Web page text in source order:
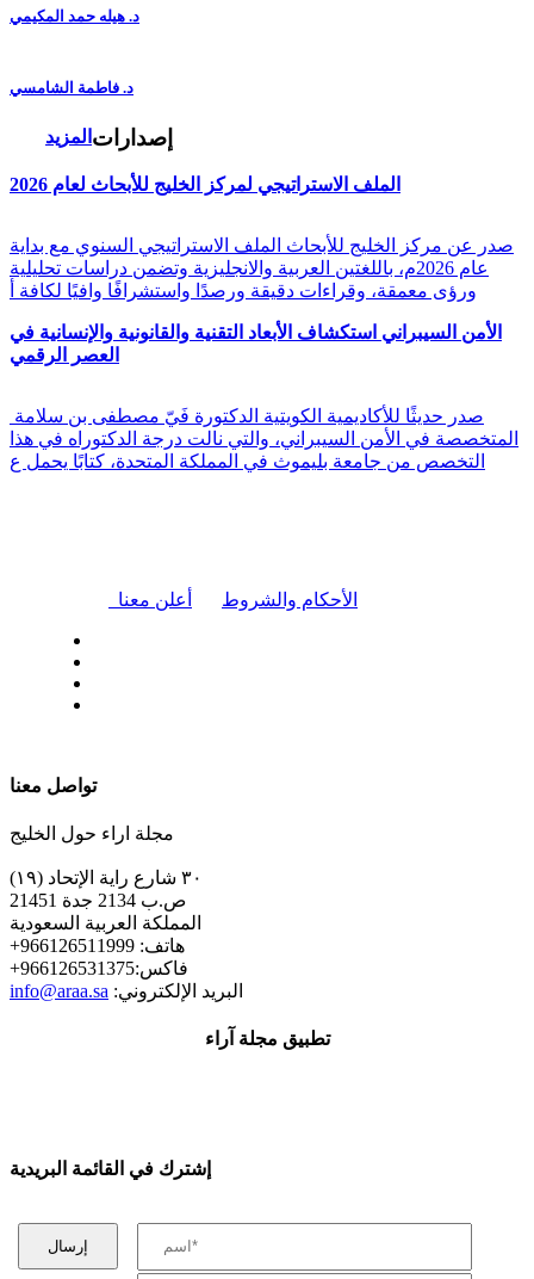
د. هيله حمد المكيمي
د. فاطمة الشامسي
المزيد إصدارات
الملف الاستراتيجي لمركز الخليج للأبحاث لعام 2026
صدر عن مركز الخليج للأبحاث الملف الاستراتيجي السنوي مع بداية
عام 2026م، باللغتين العربية والانجليزية وتضمن دراسات تحليلية
ورؤى معمقة، وقراءات دقيقة ورصدًا واستشرافًا وافيًا لكافة أ
الأمن السيبراني استكشاف الأبعاد التقنية والقانونية والإنسانية في
العصر الرقمي
المتخصصة في الأمن السيبراني، والتي نالت درجة الدكتوراه في هذا
التخصص من جامعة بليموث في المملكة المتحدة، كتابًا يحمل ع
أعلن معنا الأحكام والشروط
تواصل معنا
مجلة اراء حول الخليج
٣٠ شارع راية الإتحاد (١٩)
ص.ب 2134 جدة 21451
المملكة العربية السعودية
+هاتف: 966126511999
+فاكس:966126531375
info@araa.sa :البريد الإلكتروني
تطبيق مجلة آراء
إشترك في القائمة البريدية